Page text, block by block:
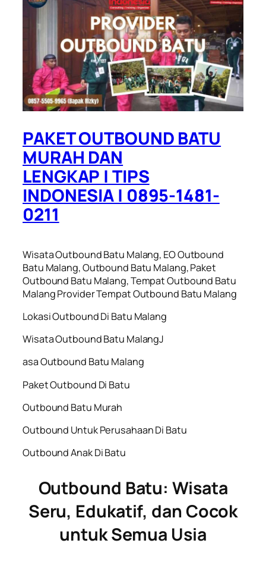
PAKET OUTBOUND BATU
MURAH DAN
LENGKAP | TIPS
INDONESIA | 0895-1481-
0211
Wisata Outbound Batu Malang, EO Outbound
Batu Malang, Outbound Batu Malang, Paket
Outbound Batu Malang, Tempat Outbound Batu
Malang Provider Tempat Outbound Batu Malang
Lokasi Outbound Di Batu Malang
Wisata Outbound Batu MalangJ
asa Outbound Batu Malang
Paket Outbound Di Batu
Outbound Batu Murah
Outbound Untuk Perusahaan Di Batu
Outbound Anak Di Batu
Outbound Batu: Wisata
Seru, Edukatif, dan Cocok
untuk Semua Usia